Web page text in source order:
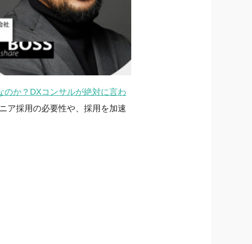
のか？DXコンサルが絶対に言わ
ア採用の必要性や、採用を加速